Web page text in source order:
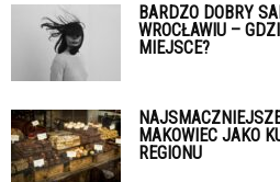
BARDZO DOBRY
WROCŁAWIU –
MIEJSCE?
MAKOWIEC JAKO
REGIONU